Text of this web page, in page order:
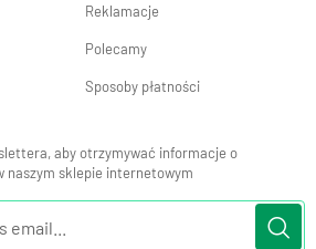
Reklamacje
Polecamy
Sposoby płatności
aby otrzymywać informacje o
naszym sklepie internetowym